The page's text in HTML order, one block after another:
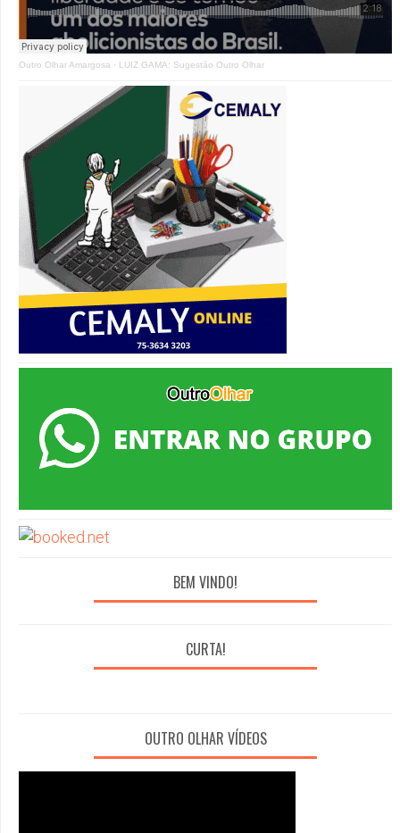
Outro Olhar Amargosa · LUIZ GAMA: Sugestão Outro Olhar
BEM VINDO!
CURTA!
OUTRO OLHAR VÍDEOS